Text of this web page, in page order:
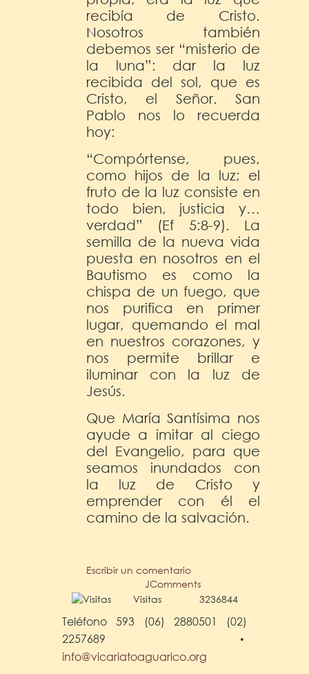
recibía de Cristo.
Nosotros también
debemos ser “misterio de
la luna”: dar la luz
recibida del sol, que es
Cristo, el Señor. San
Pablo nos lo recuerda
hoy:
“Compórtense, pues,
como hijos de la luz; el
fruto de la luz consiste en
todo bien, justicia y…
verdad” (Ef 5:8-9). La
semilla de la nueva vida
puesta en nosotros en el
Bautismo es como la
chispa de un fuego, que
nos purifica en primer
lugar, quemando el mal
en nuestros corazones, y
nos permite brillar e
iluminar con la luz de
Jesús.
Que María Santísima nos
ayude a imitar al ciego
del Evangelio, para que
seamos inundados con
la luz de Cristo y
emprender con él el
camino de la salvación.
Escribir un comentario
JComments
Visitas
3236844
Teléfono 593 (06) 2880501 (02)
2257689 •
info@vicariatoaguarico.org